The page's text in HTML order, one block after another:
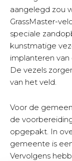
aangelegd zou
GrassMaster-
speciale
kunstmatige
implanteren van
De vezels
van het veld.
Voor de
de
opgepakt. In
gemeente is
Vervolgens